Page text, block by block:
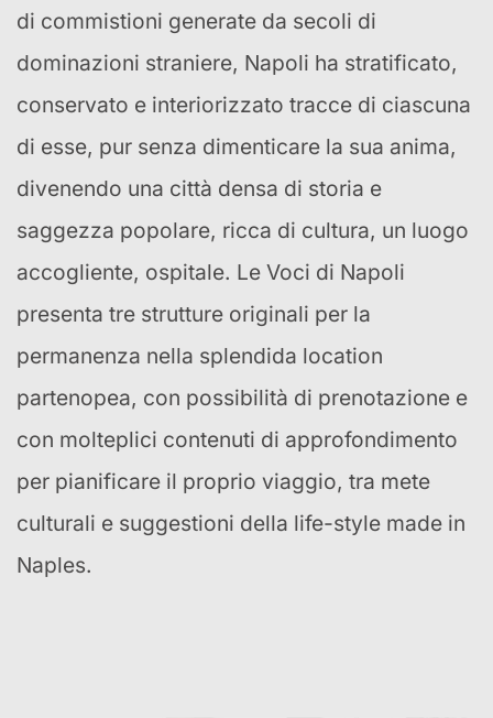
di commistioni generate da secoli di
dominazioni straniere, Napoli ha stratificato,
conservato e interiorizzato tracce di ciascuna
di esse, pur senza dimenticare la sua anima,
divenendo una città densa di storia e
saggezza popolare, ricca di cultura, un luogo
accogliente, ospitale. Le Voci di Napoli
presenta tre strutture originali per la
permanenza nella splendida location
partenopea, con possibilità di prenotazione e
con molteplici contenuti di approfondimento
per pianificare il proprio viaggio, tra mete
culturali e suggestioni della life-style made in
Naples.